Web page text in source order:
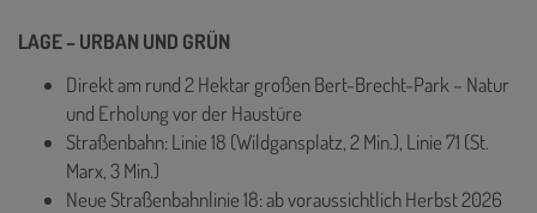
LAGE – URBAN UND GRÜN
Direkt am rund 2 Hektar großen Bert-Brecht-Park – Natur
und Erholung vor der Haustüre
Straßenbahn: Linie 18 (Wildgansplatz, 2 Min.), Linie 71 (St.
Marx, 3 Min.)
Neue Straßenbahnlinie 18: ab voraussichtlich Herbst 2026